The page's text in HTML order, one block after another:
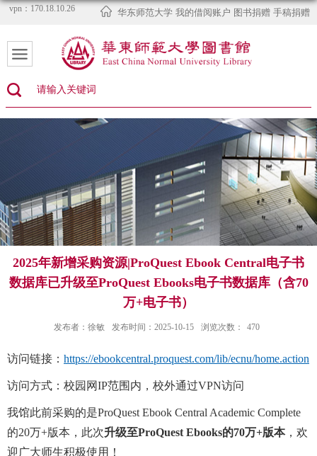
vpn：170.18.10.26 华东师范大学 我的借阅账户 图书捐赠 手稿捐赠
2025年新增采购资源|ProQuest Ebook Central电子书
数据库已升级至ProQuest Ebooks电子书数据库（含70
万+电子书）
发布者：徐敏 发布时间：2025-10-15 浏览次数： 470
访问链接： https://ebookcentral.proquest.com/lib/ecnu/home.action
访问方式：校园网IP范围内，校外通过VPN访问
我馆此前采购的是ProQuest Ebook Central Academic Complete
的20万+版本，此次升级至ProQuest Ebooks的70万+版本，欢
迎广大师生积极使用！